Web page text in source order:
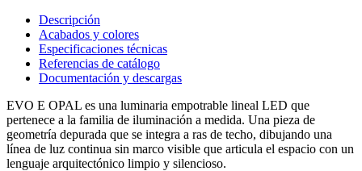
Descripción
Acabados y colores
Especificaciones técnicas
Referencias de catálogo
Documentación y descargas
EVO E OPAL es una luminaria empotrable lineal LED que
pertenece a la familia de iluminación a medida. Una pieza de
geometría depurada que se integra a ras de techo, dibujando una
línea de luz continua sin marco visible que articula el espacio con un
lenguaje arquitectónico limpio y silencioso.